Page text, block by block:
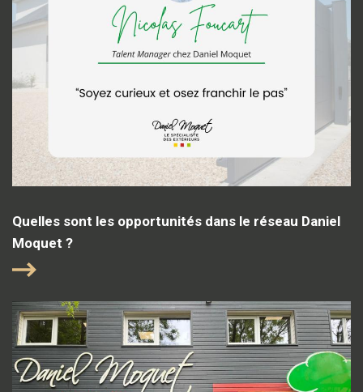
Quelles sont les opportunités dans le réseau Daniel
Moquet ?